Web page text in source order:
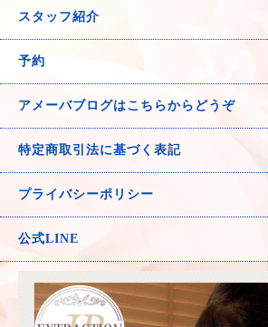
スタッフ紹介
予約
アメーバブログはこちらからどうぞ
特定商取引法に基づく表記
プライバシーポリシー
公式LINE